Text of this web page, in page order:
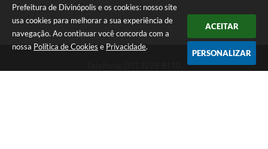
Prefeitura de Divinópolis e os cookies: nosso site
usa cookies para melhorar a sua experiência de
navegação. Ao continuar você concorda com a
nossa Política de Cookies e Privacidade.
ACEITAR
PERSONALIZAR